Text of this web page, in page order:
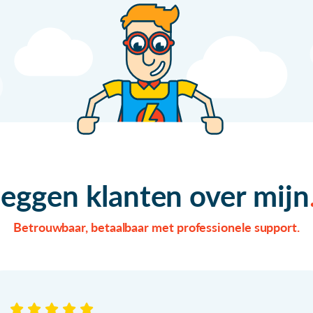
klanten over mijn
Betrouwbaar, betaalbaar met professionele support.